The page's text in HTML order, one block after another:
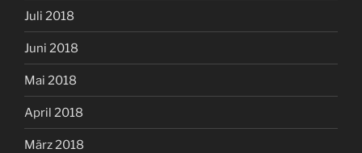
Juli 2018
Juni 2018
Mai 2018
April 2018
März 2018